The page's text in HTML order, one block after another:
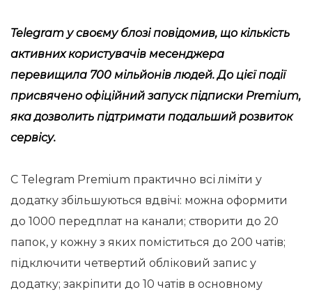
Telegram у своєму блозі повідомив, що кількість
активних користувачів месенджера
перевищила 700 мільйонів людей. До цієї події
присвячено офіційний запуск підписки Premium,
яка дозволить підтримати подальший розвиток
сервісу.
C Telegram Premium практично всі ліміти у
додатку збільшуються вдвічі: можна оформити
до 1000 передплат на канали; створити до 20
папок, у кожну з яких поміститься до 200 чатів;
підключити четвертий обліковий запис у
додатку; закріпити до 10 чатів в основному